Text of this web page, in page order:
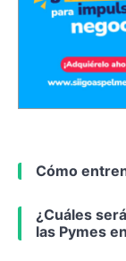
Cómo
¿Cuáles
las Pymes